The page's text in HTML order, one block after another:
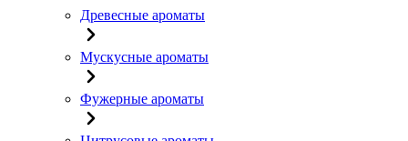
Древесные ароматы
Мускусные ароматы
Фужерные ароматы